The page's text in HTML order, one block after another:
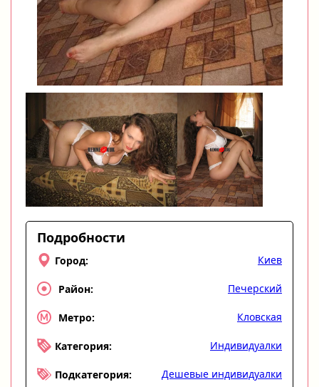
Подробности
Город: Киев
Район: Печерский
Метро: Кловская
Категория: Индивидуалки
Подкатегория: Дешевые индивидуалки